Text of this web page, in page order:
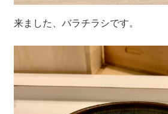
来ました、バラチラシです。